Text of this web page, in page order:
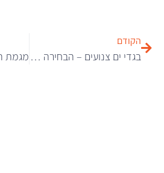
הקודם
בגדי ים צנועים – הבחירה המושלמת לנשים דתיות